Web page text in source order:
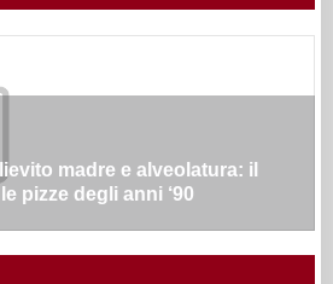
madre e alveolatura: il
pizze degli anni ‘90